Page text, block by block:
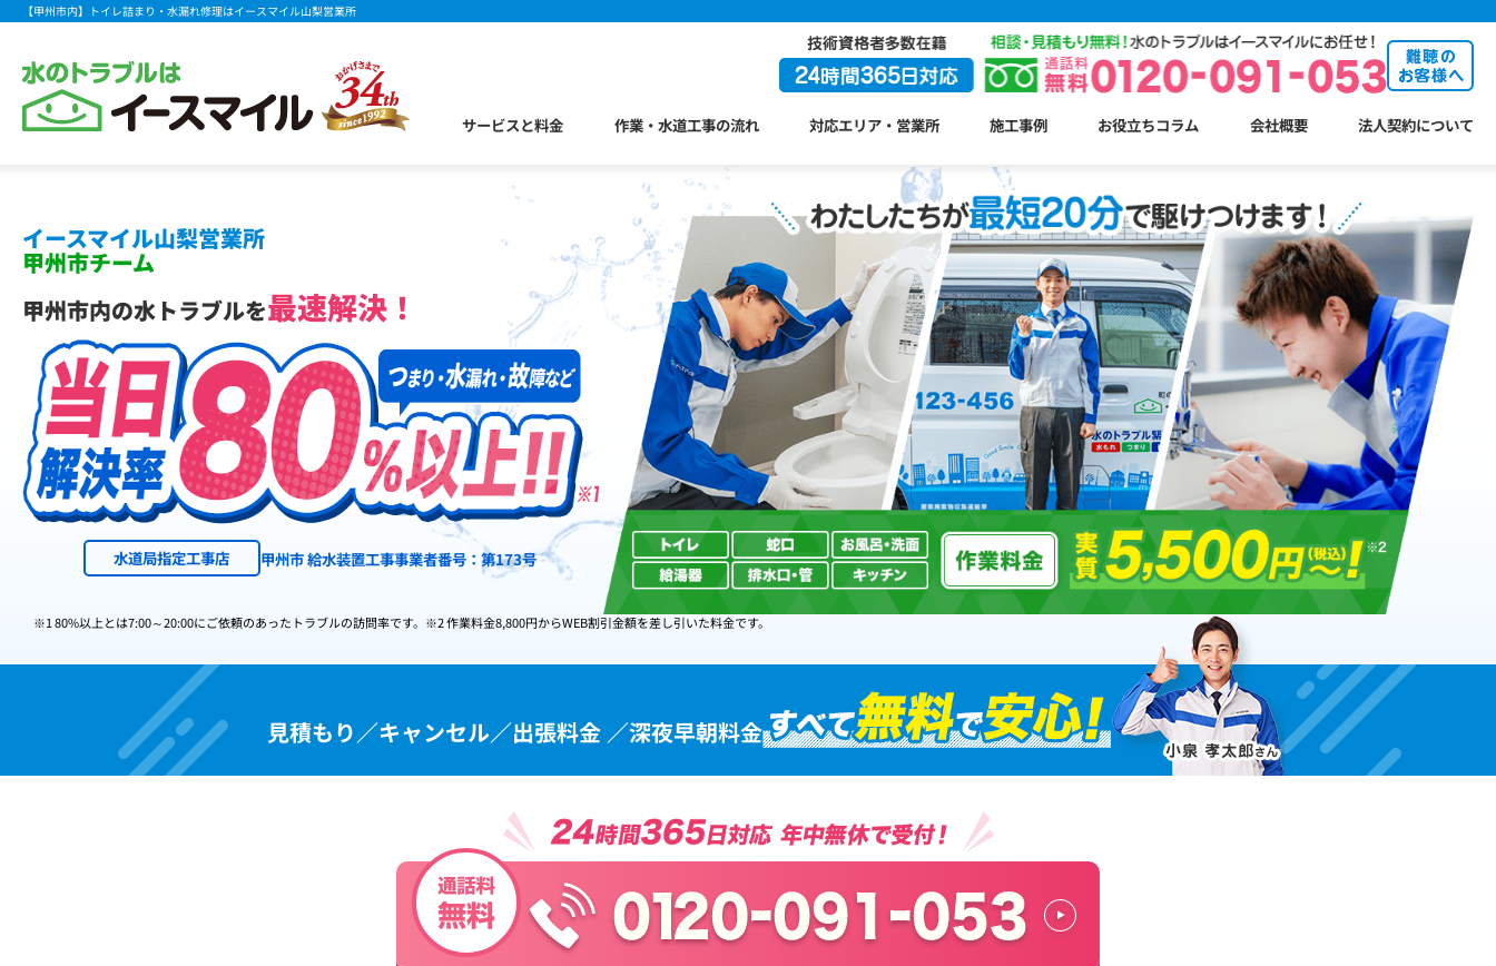
【甲州市内】トイレ詰まり・水漏れ修理はイースマイル山梨営業所
サービスと料金 作業・水道工事の流れ 対応エリア・営業所 施工事例 お役立ちコラム 会社概要 法人契約について
イースマイル山梨営業所
甲州市チーム
甲州市内の水トラブルを最速解決！
水道局指定工事店 甲州市 給水装置工事事業者番号：第173号
※1 80%以上とは7:00～20:00にご依頼のあったトラブルの訪問率です。 ※2 作業料金8,800円からWEB割引金額を差し引いた料金です。
見積もり／キャンセル／出張料金 ／深夜早朝料金